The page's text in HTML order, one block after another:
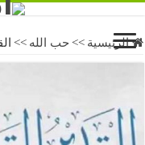
الرئيسية >> حب الله >>